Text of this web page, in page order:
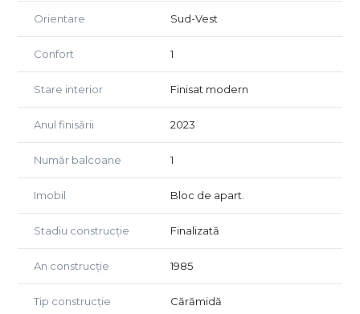
Orientare Sud-Vest
Confort 1
Stare interior Finisat modern
Anul finisării 2023
Număr balcoane 1
Imobil Bloc de apart.
Stadiu construcție Finalizată
An construcție 1985
Tip construcție Cărămidă